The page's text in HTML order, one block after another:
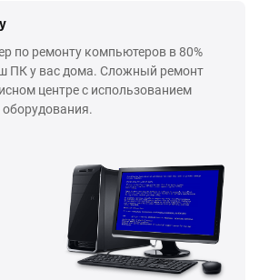
по ремонту компьютеров в 80%
ПК у вас дома. Сложный ремонт
центре с использованием